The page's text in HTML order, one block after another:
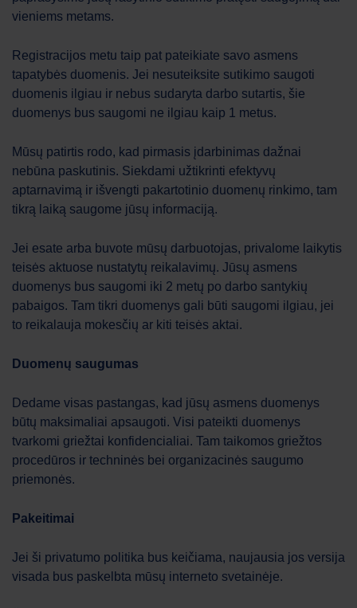
vieniems metams.
Registracijos metu taip pat pateikiate savo asmens
tapatybės duomenis. Jei nesuteiksite sutikimo saugoti
duomenis ilgiau ir nebus sudaryta darbo sutartis, šie
duomenys bus saugomi ne ilgiau kaip 1 metus.
Mūsų patirtis rodo, kad pirmasis įdarbinimas dažnai
nebūna paskutinis. Siekdami užtikrinti efektyvų
aptarnavimą ir išvengti pakartotinio duomenų rinkimo, tam
tikrą laiką saugome jūsų informaciją.
Jei esate arba buvote mūsų darbuotojas, privalome laikytis
teisės aktuose nustatytų reikalavimų. Jūsų asmens
duomenys bus saugomi iki 2 metų po darbo santykių
pabaigos. Tam tikri duomenys gali būti saugomi ilgiau, jei
to reikalauja mokesčių ar kiti teisės aktai.
Duomenų saugumas
Dedame visas pastangas, kad jūsų asmens duomenys
būtų maksimaliai apsaugoti. Visi pateikti duomenys
tvarkomi griežtai konfidencialiai. Tam taikomos griežtos
procedūros ir techninės bei organizacinės saugumo
priemonės.
Pakeitimai
Jei ši privatumo politika bus keičiama, naujausia jos versija
visada bus paskelbta mūsų interneto svetainėje.